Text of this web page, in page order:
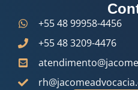
+55 48 99958-4456
+55 48 3209-4476